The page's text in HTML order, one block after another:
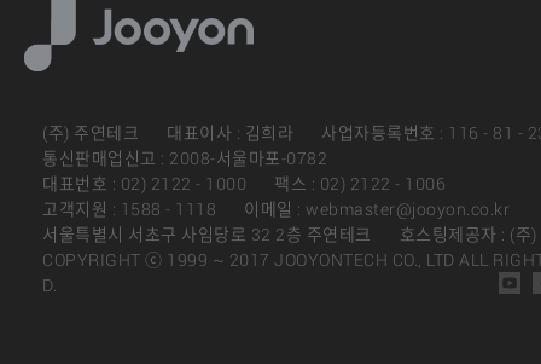
(주) 주연테크 대표이사 : 김희라
사업자등록번호 : 116 - 81 -
통신판매업신고 : 2008-서울마포-0782
대표번호 : 02) 2122 - 1000
팩스 : 02) 2122 - 1006
고객지원 : 1588 - 1118
이메일 : webmaster@jooyon.co.kr
서울특별시 서초구 사임당로 32 2층 주연테크
호스팅제공자 : (주
COPYRIGHT ⓒ 1999 ~ 2017 JOOYONTECH CO., LTD ALL
D.